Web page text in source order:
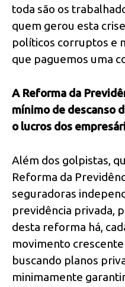
toda são os
quem gerou esta
políticos corruptos e
que paguemos uma
A Reforma da
mínimo de descanso
o lucros dos
Além dos golpistas,
Reforma da
seguradoras
previdência privada,
desta reforma há,
movimento
buscando planos
minimamente